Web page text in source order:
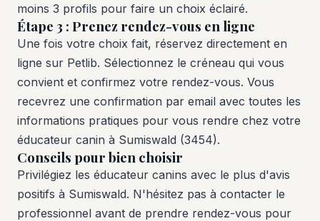
moins 3 profils pour faire un choix éclairé.
Étape 3 : Prenez rendez-vous en ligne
Une fois votre choix fait, réservez directement en
ligne sur Petlib. Sélectionnez le créneau qui vous
convient et confirmez votre rendez-vous. Vous
recevrez une confirmation par email avec toutes les
informations pratiques pour vous rendre chez votre
éducateur canin à Sumiswald (3454).
Conseils pour bien choisir
Privilégiez les éducateur canins avec le plus d'avis
positifs à Sumiswald. N'hésitez pas à contacter le
professionnel avant de prendre rendez-vous pour